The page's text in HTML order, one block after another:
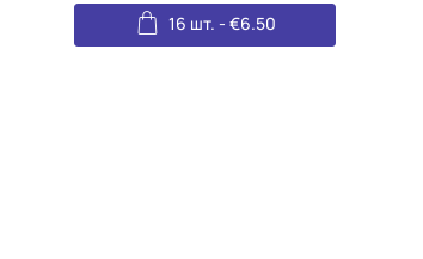
16 шт. - €6.50